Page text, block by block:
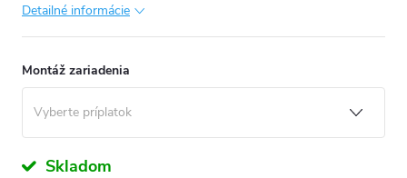
Detailné informácie
Montáž zariadenia
Skladom